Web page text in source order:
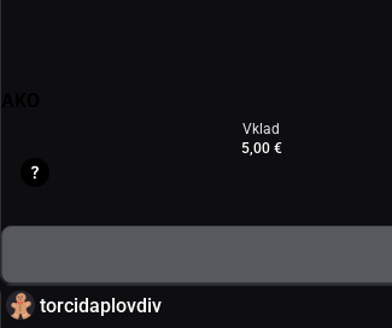
Vklad
5,00 €
torcidaplovdiv